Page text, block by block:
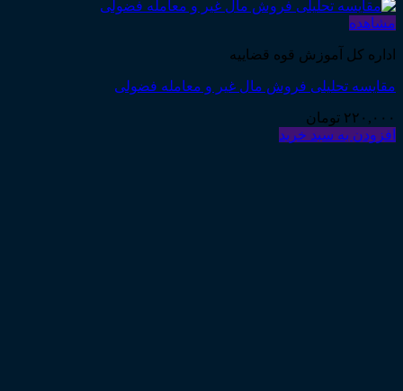
مشاهده
اداره کل آموزش قوه قضاییه
مقایسه تحلیلی فروش مال غیر و معامله فضولی
۲۲۰,۰۰۰ تومان
افزودن به سبد خرید